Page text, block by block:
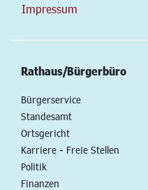
Impressum
Rathaus/Bürgerbüro
Bürgerservice
Standesamt
Ortsgericht
Karriere - Freie Stellen
Politik
Finanzen